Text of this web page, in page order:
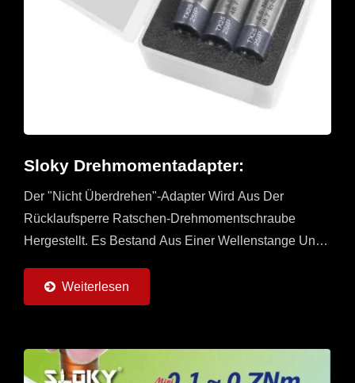
Sloky Drehmomentadapter:
Der "Nicht Überdrehen"-Adapter Wird Aus Der
Rücklaufsperre Ratschen-Drehmomentschraube
Hergestellt. Es Bestand Aus Einer Wellenstange Und
Wellenstange Ist Mit Einer...
Weiterlesen